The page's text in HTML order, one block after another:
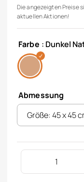
Die angezeigten Preise
aktuellen Aktionen!
Farbe : Dunkel
Abmessung
Zierkissenhülle